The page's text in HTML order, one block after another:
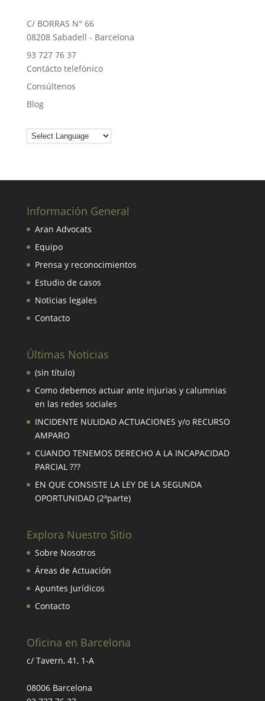
C/ BORRAS N° 66
08208 Sabadell - Barcelona
93 727 76 37
Contácto telefónico
Consúltenos
Blog
Información General
Aran Advocats
Equipo
Prensa y reconocimientos
Estudio de casos
Noticias legales
Contacto
Últimas Noticias
(sin título)
Como debemos actuar ante injurias y calumnias
en las redes sociales
INCIDENTE NULIDAD ACTUACIONES y/o RECURSO
AMPARO
CUANDO TENEMOS DERECHO A LA INCAPACIDAD
PARCIAL ???
EN QUE CONSISTE LA LEY DE LA SEGUNDA
OPORTUNIDAD (2ªparte)
Explora Nuestro Sitio
Sobre Nosotros
Áreas de Actuación
Apuntes Jurídicos
Contacto
Oficina en Barcelona
c/ Tavern, 41, 1-A
08006 Barcelona